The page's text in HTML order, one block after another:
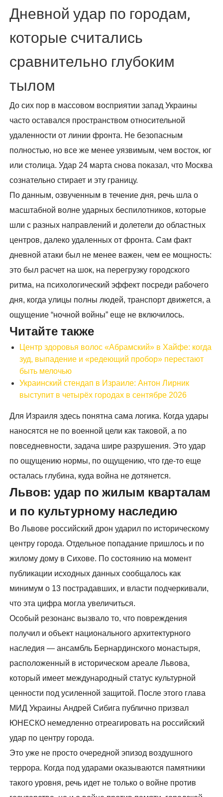
Дневной удар по городам,
которые считались
сравнительно глубоким
тылом
До сих пор в массовом восприятии запад Украины
часто оставался пространством относительной
удаленности от линии фронта. Не безопасным
полностью, но все же менее уязвимым, чем восток, юг
или столица. Удар 24 марта снова показал, что Москва
сознательно стирает и эту границу.
По данным, озвученным в течение дня, речь шла о
масштабной волне ударных беспилотников, которые
шли с разных направлений и долетели до областных
центров, далеко удаленных от фронта. Сам факт
дневной атаки был не менее важен, чем ее мощность:
это был расчет на шок, на перегрузку городского
ритма, на психологический эффект посреди рабочего
дня, когда улицы полны людей, транспорт движется, а
ощущение “ночной войны” еще не включилось.
Читайте также
Центр здоровья волос «Абрaмский» в Хайфе: когда
зуд, выпадение и «редеющий пробор» перестают
быть мелочью
Украинский стендап в Израиле: Антон Лирник
выступит в четырёх городах в сентябре 2026
Для Израиля здесь понятна сама логика. Когда удары
наносятся не по военной цели как таковой, а по
повседневности, задача шире разрушения. Это удар
по ощущению нормы, по ощущению, что где-то еще
осталась глубина, куда война не дотянется.
Львов: удар по жилым кварталам
и по культурному наследию
Во Львове российский дрон ударил по историческому
центру города. Отдельное попадание пришлось и по
жилому дому в Сихове. По состоянию на момент
публикации исходных данных сообщалось как
минимум о 13 пострадавших, и власти подчеркивали,
что эта цифра могла увеличиться.
Особый резонанс вызвало то, что повреждения
получил и объект национального архитектурного
наследия — ансамбль Бернардинского монастыря,
расположенный в историческом ареале Львова,
который имеет международный статус культурной
ценности под усиленной защитой. После этого глава
МИД Украины Андрей Сибига публично призвал
ЮНЕСКО немедленно отреагировать на российский
удар по центру города.
Это уже не просто очередной эпизод воздушного
террора. Когда под ударами оказываются памятники
такого уровня, речь идет не только о войне против